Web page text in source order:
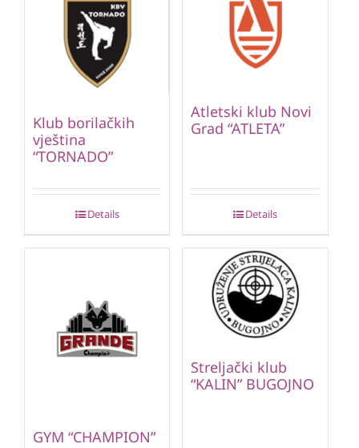
Klub borilačkih
vještina
“TORNADO”
Details
Atletski klub Novi
Grad “ATLETA”
Details
GYM “CHAMPION”
Streljački klub
“KALIN” BUGOJNO